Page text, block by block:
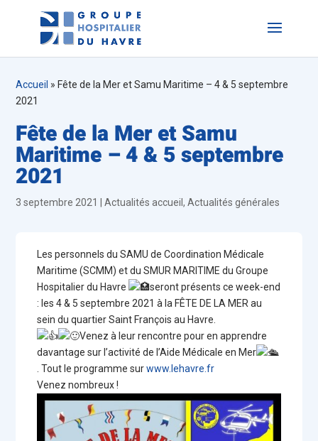
Accueil » Fête de la Mer et Samu Maritime – 4 & 5 septembre
2021
Fête de la Mer et Samu
Maritime – 4 & 5 septembre
2021
3 septembre 2021 |Actualités accueil,Actualités générales
Les personnels du SAMU de Coordination Médicale
Maritime (SCMM) et du SMUR MARITIME du Groupe
Hospitalier du Havre
seront présents ce week-end
: les 4 & 5 septembre 2021 à la FÊTE DE LA MER au
sein du quartier Saint François au Havre.
Venez à leur rencontre pour en apprendre
davantage sur l’activité de l’Aide Médicale en Mer
. Tout le programme surwww.lehavre.fr
Venez nombreux !